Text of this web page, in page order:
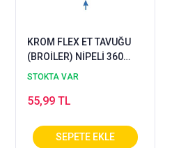
KROM FLEX ET TAVUĞU
(BROİLER) NİPELİ 360
DERECE (NO:7) - 1 ADET
STOKTA VAR
55,99 TL